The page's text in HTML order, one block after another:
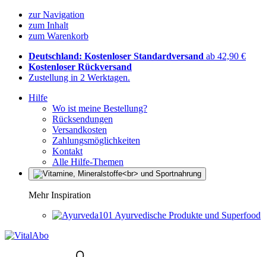
zur Navigation
zum Inhalt
zum Warenkorb
Deutschland: Kostenloser Standardversand ab 42,90 €
Kostenloser Rückversand
Zustellung in 2 Werktagen.
Hilfe
Wo ist meine Bestellung?
Rücksendungen
Versandkosten
Zahlungsmöglichkeiten
Kontakt
Alle Hilfe-Themen
Mehr Inspiration
Ayurvedische Produkte und Superfood